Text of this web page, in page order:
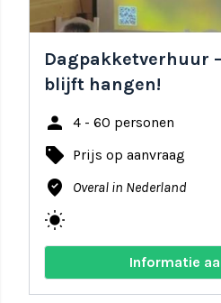
Dagpakketverhuur
blijft hangen!
person 4 - 60 personen
local_offer Prijs op aanvraag
where_to_vote Overal in Nederland
wb_sunny
Informatie